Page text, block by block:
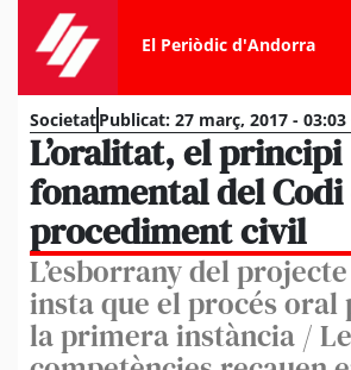
El Periòdic d'Andorra
SocietatPublicat: 27 març, 2017 - 03:03
L’oralitat, el principi
fonamental del Codi
procediment civil
L’esborrany del
insta que el procés oral
la primera instància /